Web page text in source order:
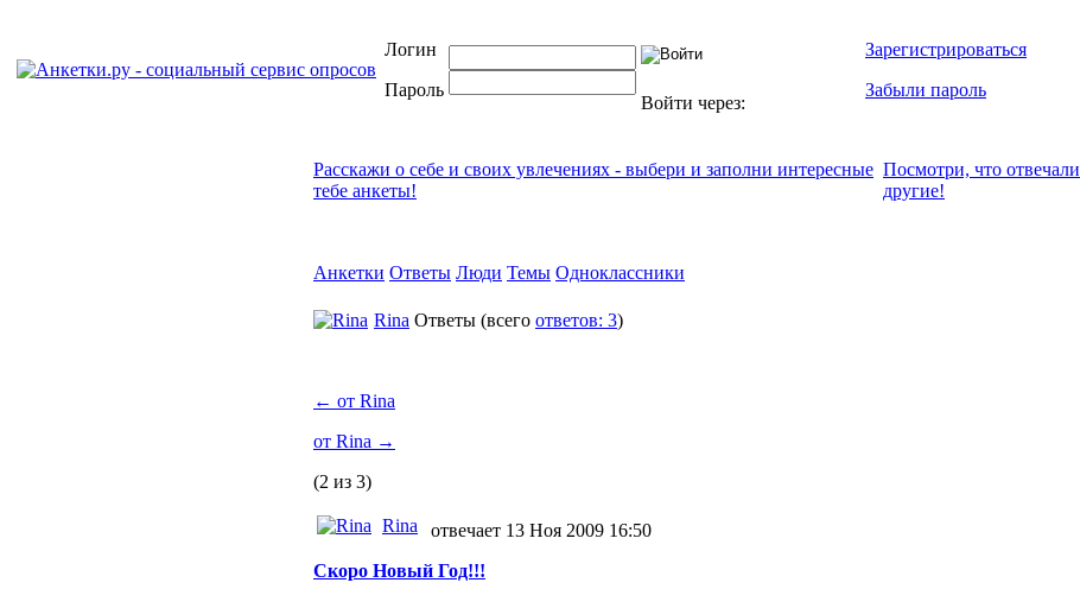
Логин
Пароль
Войти через:
Зарегистрироваться
Забыли пароль
Расскажи о себе и своих увлечениях - выбери и заполни интересные
тебе анкеты!
Посмотри, что отвeчали
другие!
Анкетки Ответы Люди Темы Одноклассники
Rina Ответы (всего ответов: 3)
← от Rina
от Rina →
(2 из 3)
Rina
отвечает 13 Ноя 2009 16:50
Скоро Новый Год!!!